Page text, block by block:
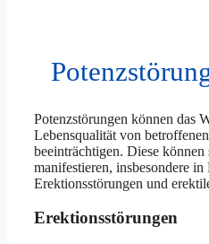
Potenzstörungen können das
Lebensqualität von
beeinträchtigen. Diese
manifestieren, insbesondere in
Erektionsstörungen und
Erektionsstörungen